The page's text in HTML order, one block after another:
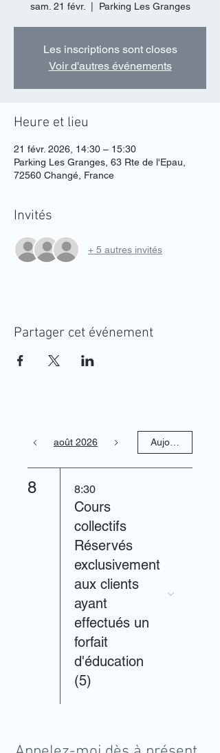
sam. 21 févr. Parking Les Granges
Les inscriptions sont closes
Voir d'autres événements
Heure et lieu
21 févr. 2026, 14:30 – 15:30
Parking Les Granges, 63 Rte de l'Epau,
72560 Changé, France
Invités
+ 5 autres invités
Partager cet événement
août 2026 Aujourd'hui
8 8:30
Cours
collectifs
Réservés
exclusivement
aux clients
ayant
effectués un
forfait
d'éducation
(5)